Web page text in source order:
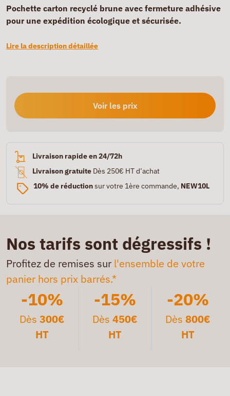
Pochette carton recyclé brune avec fermeture adhésive
pour une expédition écologique et sécurisée.
Lire la description détaillée
Voir les prix
Livraison rapide en 24/72h
Livraison gratuite Dès 250€ HT d’achat
10% de réductionsur votre 1ère commande, NEW10L
Nos tarifs sont dégressifs !
Profitez de remises sur l'ensemble de votre
panier hors prix barrés.*
-10%
Dès300€
HT
-15%
Dès 450€
HT
-20%
Dès 800€
HT